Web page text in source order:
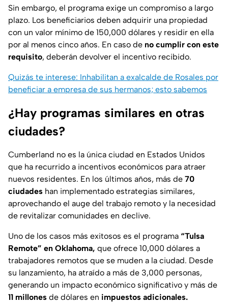
Sin embargo, el programa exige un compromiso a largo
plazo. Los beneficiarios deben adquirir una propiedad
con un valor mínimo de 150,000 dólares y residir en ella
por al menos cinco años. En caso de no cumplir con este
requisito, deberán devolver el incentivo recibido.
Quizás te interese: Inhabilitan a exalcalde de Rosales por
beneficiar a empresa de sus hermanos; esto sabemos
¿Hay programas similares en otras
ciudades?
Cumberland no es la única ciudad en Estados Unidos
que ha recurrido a incentivos económicos para atraer
nuevos residentes. En los últimos años, más de 70
ciudades han implementado estrategias similares,
aprovechando el auge del trabajo remoto y la necesidad
de revitalizar comunidades en declive.
Uno de los casos más exitosos es el programa “Tulsa
Remote” en Oklahoma, que ofrece 10,000 dólares a
trabajadores remotos que se muden a la ciudad. Desde
su lanzamiento, ha atraído a más de 3,000 personas,
generando un impacto económico significativo y más de
11 millones de dólares en impuestos adicionales.